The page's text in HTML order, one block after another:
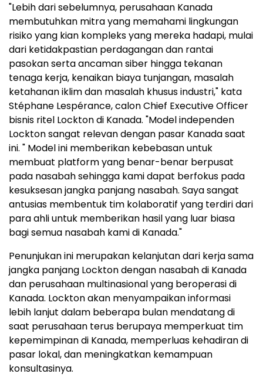
"Lebih dari sebelumnya, perusahaan Kanada
membutuhkan mitra yang memahami lingkungan
risiko yang kian kompleks yang mereka hadapi, mulai
dari ketidakpastian perdagangan dan rantai
pasokan serta ancaman siber hingga tekanan
tenaga kerja, kenaikan biaya tunjangan, masalah
ketahanan iklim dan masalah khusus industri," kata
Stéphane Lespérance, calon Chief Executive Officer
bisnis ritel Lockton di Kanada. "Model independen
Lockton sangat relevan dengan pasar Kanada saat
ini. " Model ini memberikan kebebasan untuk
membuat platform yang benar-benar berpusat
pada nasabah sehingga kami dapat berfokus pada
kesuksesan jangka panjang nasabah. Saya sangat
antusias membentuk tim kolaboratif yang terdiri dari
para ahli untuk memberikan hasil yang luar biasa
bagi semua nasabah kami di Kanada."
Penunjukan ini merupakan kelanjutan dari kerja sama
jangka panjang Lockton dengan nasabah di Kanada
dan perusahaan multinasional yang beroperasi di
Kanada. Lockton akan menyampaikan informasi
lebih lanjut dalam beberapa bulan mendatang di
saat perusahaan terus berupaya memperkuat tim
kepemimpinan di Kanada, memperluas kehadiran di
pasar lokal, dan meningkatkan kemampuan
konsultasinya.